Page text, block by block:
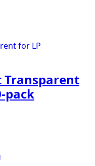
Transparent
pack